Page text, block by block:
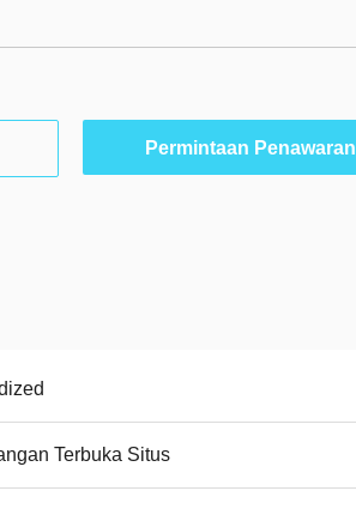
Permintaan Penawaran
Terbuka Situs